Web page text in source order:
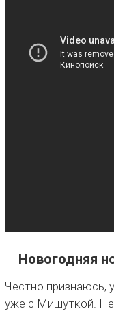
Новогодняя
Честно признаюсь,
уже с Мишуткой.